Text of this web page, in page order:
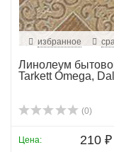
избранное
Линолеум
Tarkett Omega,
(0)
Цена: 210 ₽